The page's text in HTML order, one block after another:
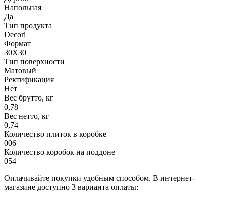
Напольная
Да
Тип продукта
Decori
Формат
30X30
Тип поверхности
Матовый
Ректификация
Нет
Вес брутто, кг
0,78
Вес нетто, кг
0,74
Количество плиток в коробке
006
Количество коробок на поддоне
054
Оплачивайте покупки удобным способом. В интернет-
магазине доступно 3 варианта оплаты: